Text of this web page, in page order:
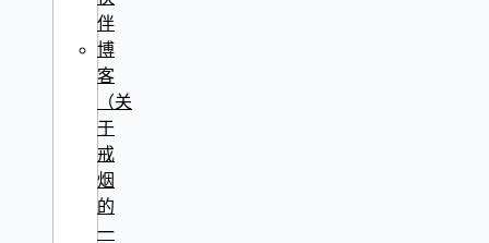
伴
博
客
（关
于
戒
烟
的
一